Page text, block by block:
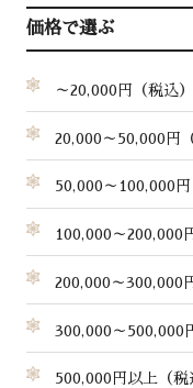
価格で選ぶ
～20,000円（税込）
20,000～50,000円（
50,000～100,000円
100,000～200,000
200,000～300,000
300,000～500,000
500,000円以上（税